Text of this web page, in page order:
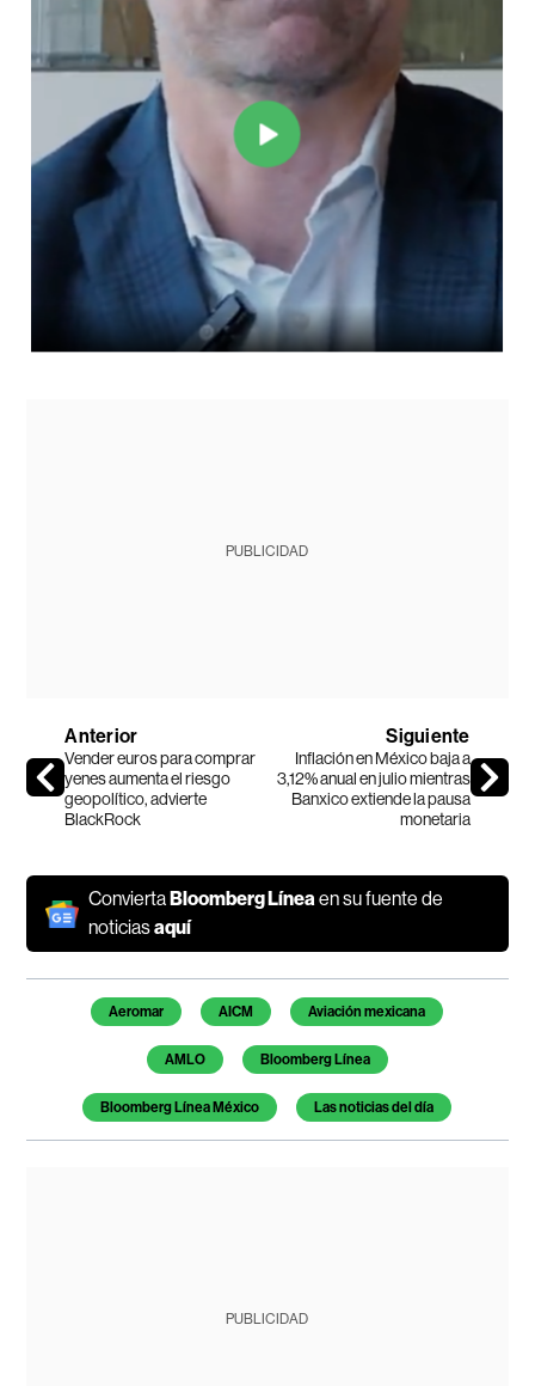
PUBLICIDAD
Anterior
Vender euros para comprar
yenes aumenta el riesgo
geopolítico, advierte
BlackRock
Siguiente
Inflación en México baja a
3,12% anual en julio mientras
Banxico extiende la pausa
monetaria
Convierta Bloomberg Líneaen su fuente de
noticiasaquí
Temas de este artículo
Aeromar AICM Aviación mexicana
AMLO Bloomberg Línea
Bloomberg Línea México Las noticias del día
PUBLICIDAD